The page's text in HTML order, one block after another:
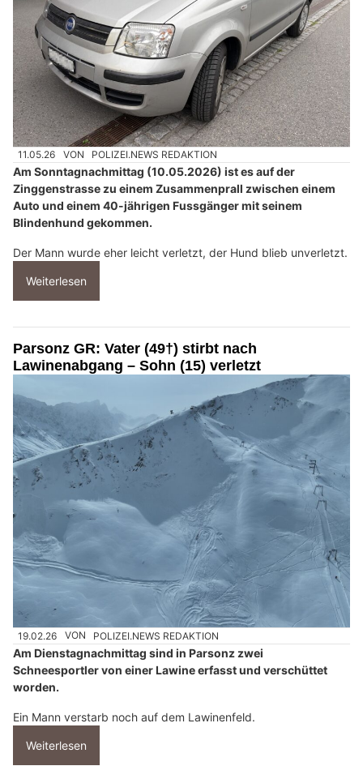
11.05.26 VON POLIZEI.NEWS REDAKTION
Am Sonntagnachmittag (10.05.2026) ist es auf der
Zinggenstrasse zu einem Zusammenprall zwischen einem
Auto und einem 40-jährigen Fussgänger mit seinem
Blindenhund gekommen.
Der Mann wurde eher leicht verletzt, der Hund blieb unverletzt.
Weiterlesen
Parsonz GR: Vater (49†) stirbt nach
Lawinenabgang – Sohn (15) verletzt
19.02.26 VON POLIZEI.NEWS REDAKTION
Am Dienstagnachmittag sind in Parsonz zwei
Schneesportler von einer Lawine erfasst und verschüttet
worden.
Ein Mann verstarb noch auf dem Lawinenfeld.
Weiterlesen